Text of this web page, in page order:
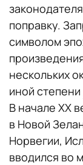
поправку.
символом
нескольких
иной степени
В начале XX
в Новой
Норвегии,
вводился во